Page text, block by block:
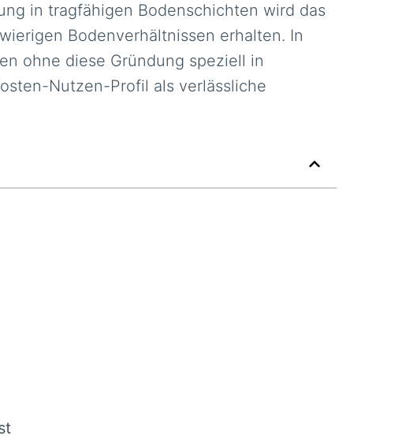
in tragfähigen Bodenschichten wird das
Bodenverhältnissen erhalten. In
ohne diese Gründung speziell in
Nutzen-Profil als verlässliche